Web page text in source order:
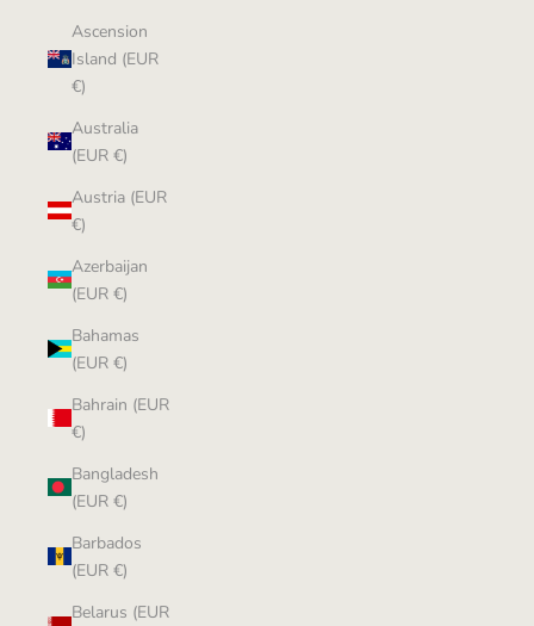
Ascension
Island (EUR
€)
Australia
(EUR €)
Austria (EUR
€)
Azerbaijan
(EUR €)
Bahamas
(EUR €)
Bahrain (EUR
€)
Bangladesh
(EUR €)
Barbados
(EUR €)
Belarus (EUR